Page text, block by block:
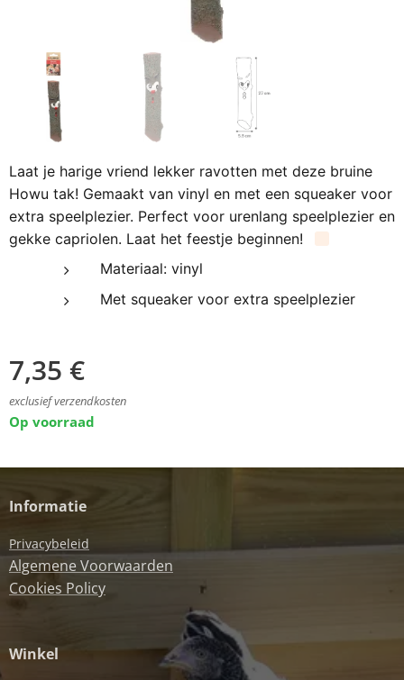
Laat je harige vriend lekker ravotten met deze bruine
Howu tak! Gemaakt van vinyl en met een squeaker voor
extra speelplezier. Perfect voor urenlang speelplezier en
gekke capriolen. Laat het feestje beginnen!
Materiaal: vinyl
Met squeaker voor extra speelplezier
7,35 €
exclusief verzendkosten
Op voorraad
Informatie
Privacybeleid
Algemene Voorwaarden
Cookies Policy
Winkel